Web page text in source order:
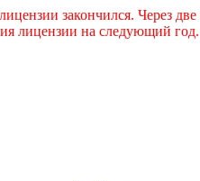
закончился. Через
лицензии на следующий год.